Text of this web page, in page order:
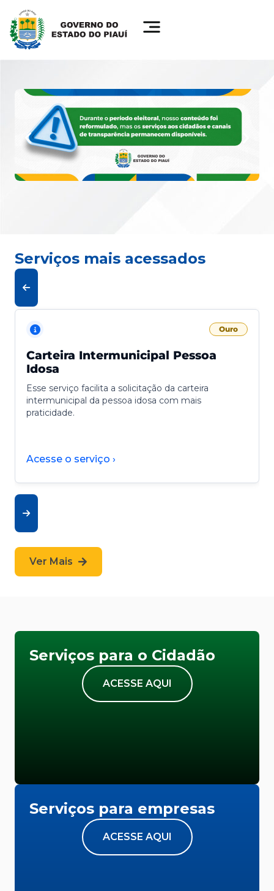
Serviços mais acessados
Ouro
Carteira Intermunicipal Pessoa
Idosa
Esse serviço facilita a solicitação da carteira
intermunicipal da pessoa idosa com mais
praticidade.
Acesse o serviço ›
Ver Mais
Serviços para o Cidadão
ACESSE AQUI
Serviços para empresas
ACESSE AQUI